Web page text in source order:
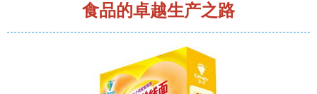
食品的卓越生产之路